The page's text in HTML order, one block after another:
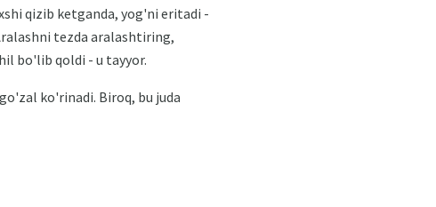
qizib ketganda, yog'ni eritadi -
tezda aralashtiring,
bo'lib qoldi - u tayyor.
ko'rinadi. Biroq, bu juda